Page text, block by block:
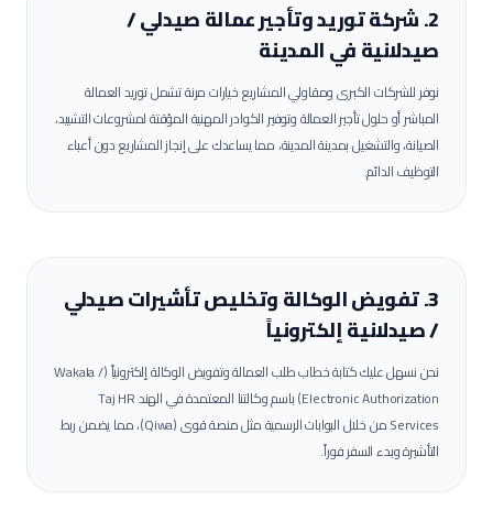
2. شركة توريد وتأجير عمالة
صيدلي /
صيدلانيةفيالمدينة
نوفر للشركات الكبرى ومقاولي المشاريع خيارات مرنة تشمل توريد العمالة
المباشر أو حلول تأجير العمالة وتوفير الكوادر المهنية المؤقتة لمشروعات التشييد،
الصيانة، والتشغيل بمدينةالمدينة، مما يساعدك على إنجاز المشاريع دون أعباء
التوظيف الدائم.
3. تفويض الوكالة وتخليص تأشيرات
صيدلي
/ صيدلانيةإلكترونياً
نحن نسهل عليك كتابة خطاب طلب العمالة وتفويض الوكالة إلكترونياً (Wakala /
Electronic Authorization) باسم وكالتنا المعتمدة في الهند Taj HR
Services من خلال البوابات الرسمية مثل منصة قوى (Qiwa)، مما يضمن ربط
التأشيرة وبدء السفر فوراً.